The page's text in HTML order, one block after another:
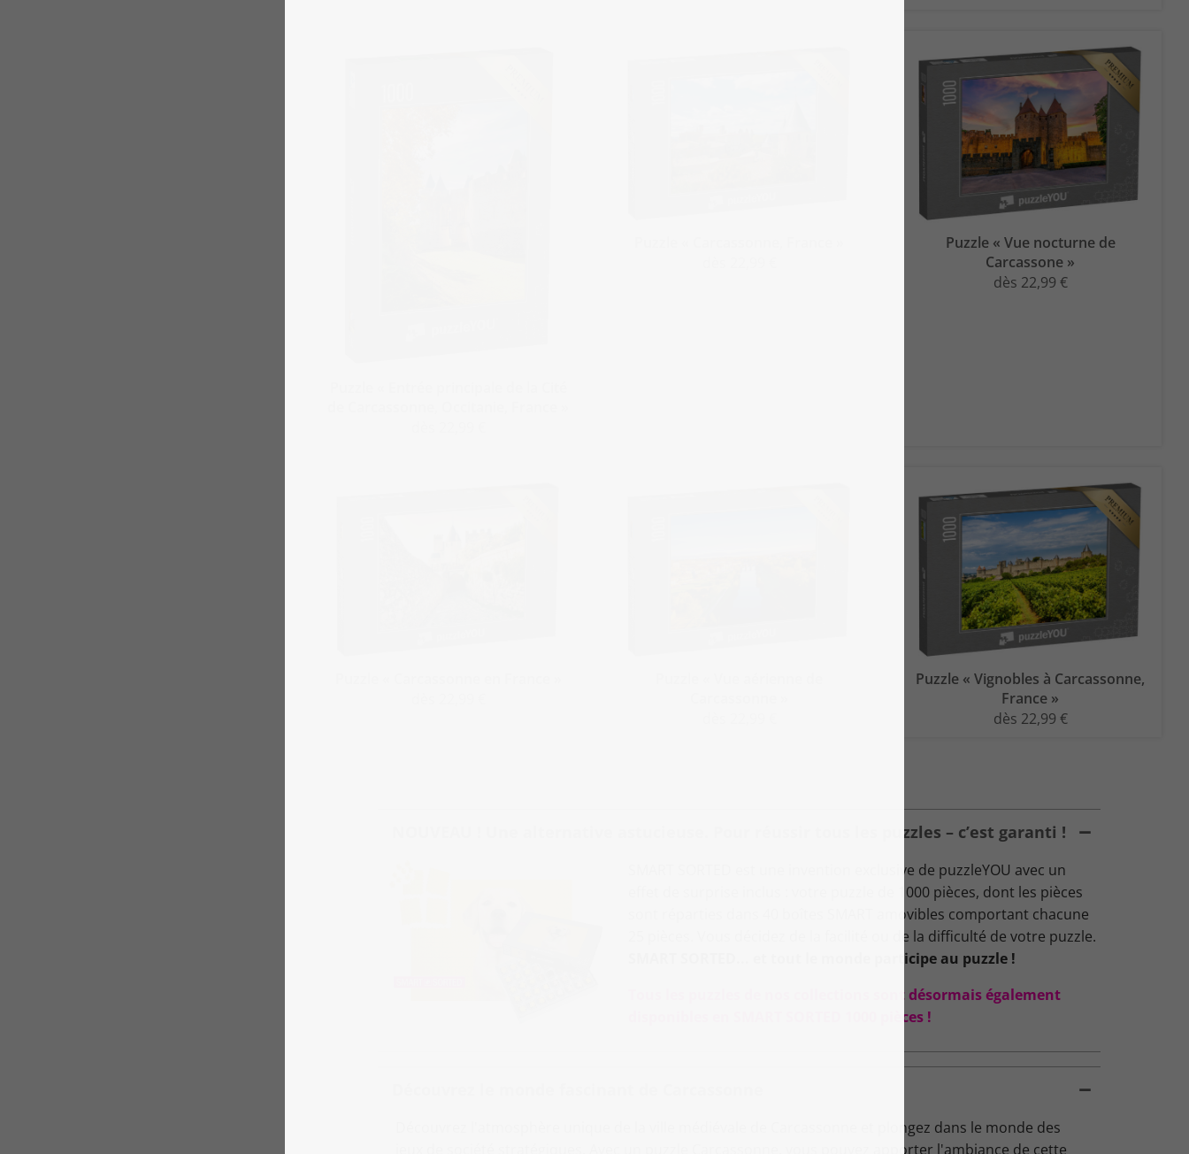
Puzzle « Vue nocturne de
Carcassone »
dès 22,99 €
Puzzle « Vignobles à Carcassonne,
France »
dès 22,99 €
NOUVEAU ! Une alternative astucieuse. Pour réussir tous les puzzles – c’est garanti !
SMART SORTED est une invention exclusive de puzzleYOU avec un
effet de surprise inclus : votre puzzle de 1000 pièces, dont les pièces
sont réparties dans 40 boîtes SMART amovibles comportant chacune
25 pièces. Vous décidez de la facilité ou de la difficulté de votre puzzle.
SMART SORTED... et tout le monde participe au puzzle !
Tous les puzzles de nos collections sont désormais également
disponibles en SMART SORTED 1000 pièces !
Découvrez l'atmosphère unique de la ville médiévale de Carcassonne et plongez dans le monde des
jeux de société stratégiques. Avec un puzzle Carcassonne, vous pouvez apporter l'ambiance de cette